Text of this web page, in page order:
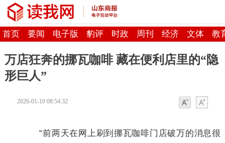
首页 要闻 电子版 豹评 时政 周刊 经济 文体 教
万店狂奔的挪瓦咖啡 藏在便利店里的“隐
形巨人”
2026-01-10 08:54:32
“前两天在网上刷到挪瓦咖啡门店破万的消息很